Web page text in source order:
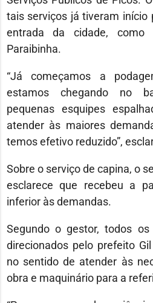
tais serviços já tiveram início
entrada da cidade,
Paraibinha.
“Já começamos a
estamos chegando no
pequenas esquipes
atender às maiores
temos efetivo reduzido”,
Sobre o serviço de capina, o
esclarece que recebeu a
inferior às demandas.
Segundo o gestor, todos
direcionados pelo prefeito
no sentido de atender às
obra e maquinário para a